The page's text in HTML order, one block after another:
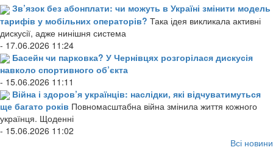
Зв’язок без абонплати: чи можуть в Україні змінити модель
тарифів у мобільних операторів? Така ідея викликала активні
дискусії, адже нинішня система
- 17.06.2026 11:24
Басейн чи парковка? У Чернівцях розгорілася дискусія
навколо спортивного об’єкта
- 15.06.2026 11:11
Війна і здоров’я українців: наслідки, які відчуватимуться
ще багато років Повномасштабна війна змінила життя кожного
українця. Щоденні
- 15.06.2026 11:02
Всі новини